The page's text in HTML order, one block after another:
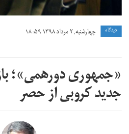
دیدگاه چهارشنبه, ۲ مرداد ۱۳۹۸ ۱۸:۵۹
«جمهوری دورهمی»؛
جدید کروبی از حصر